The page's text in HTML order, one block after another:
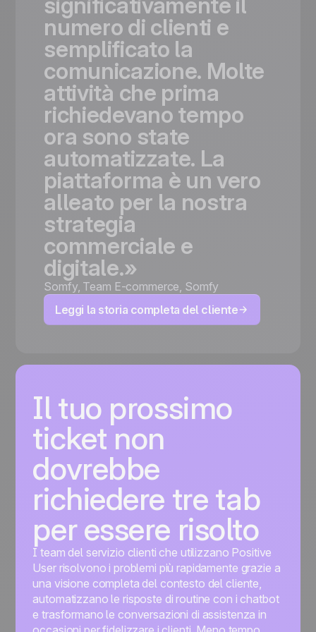
significativamente il
numero di clienti e
semplificato la
comunicazione. Molte
attività che prima
richiedevano tempo
ora sono state
automatizzate. La
piattaforma è un vero
alleato per la nostra
strategia
commerciale e
digitale.»
Somfy, Team E-commerce, Somfy
Leggi la storia completa del cliente
Il tuo prossimo
ticket non
dovrebbe
richiedere tre tab
per essere risolto
I team del servizio clienti che utilizzano Positive
User risolvono i problemi più rapidamente grazie a
una visione completa del contesto del cliente,
automatizzano le risposte di routine con i chatbot
e trasformano le conversazioni di assistenza in